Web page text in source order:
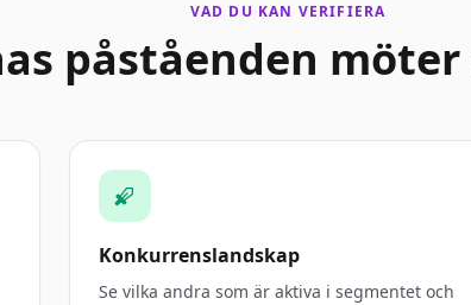
VAD DU KAN VERIFIERA
påståenden
Konkurrenslandskap
Se vilka andra som är aktiva i segmentet och